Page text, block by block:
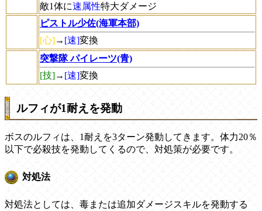
敵1体に速属性特大ダメージ
ピストル少佐(海軍本部)
[心] → [速]変換
突撃隊 パイレーツ(青)
[技] → [速]変換
ルフィが1耐えを発動
ボスのルフィは、1耐えを3ターン発動してきます。体力20％
以下で必殺技を発動してくるので、対処策が必要です。
対処法
対処法としては、毒または追加ダメージスキルを発動する